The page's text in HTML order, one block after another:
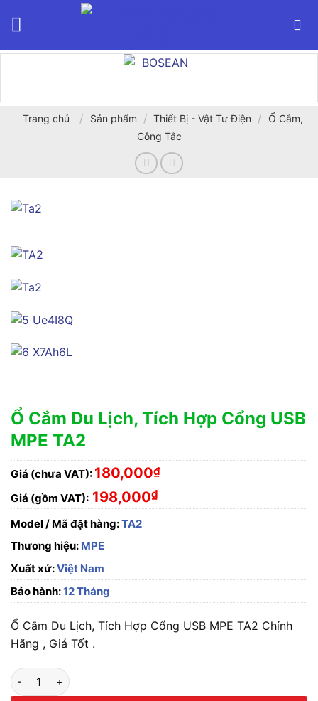
Trang chủ / Sản phẩm / Thiết Bị - Vật Tư Điện /
Ổ Cắm,
Công Tắc
Ổ Cắm Du Lịch, Tích Hợp Cổng USB
MPE TA2
Giá (chưa VAT): 180,000₫
Giá (gồm VAT): 198,000₫
Model / Mã đặt hàng:TA2
Thương hiệu: MPE
Xuất xứ:Việt Nam
Bảo hành:12 Tháng
Ổ Cắm Du Lịch, Tích Hợp Cổng USB MPE TA2 Chính
Hãng , Giá Tốt .
Ổ Cắm Du Lịch, Tích Hợp Cổng USB MPE TA2 số lượng